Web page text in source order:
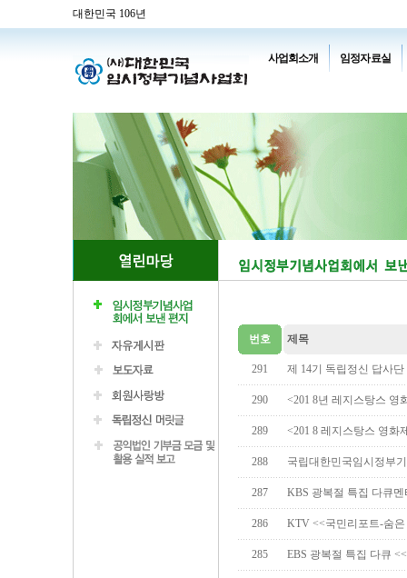
대한민국 106년
사업회소개 임정자료실
번호 제목
291 제 14기 독립정신 답사
290 <201 8년 레지스탕스 영
289 <201 8 레지스탕스 영화
288 국립대한민국임시정부
287 KBS 광복절 특집 다큐
286 KTV <<국민리포트-숨
285 EBS 광복절 특집 다큐